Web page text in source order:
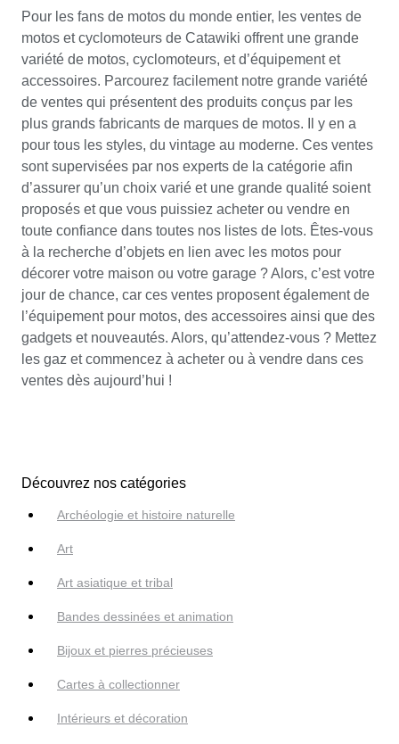
Pour les fans de motos du monde entier, les ventes de
motos et cyclomoteurs de Catawiki offrent une grande
variété de motos, cyclomoteurs, et d’équipement et
accessoires. Parcourez facilement notre grande variété
de ventes qui présentent des produits conçus par les
plus grands fabricants de marques de motos. Il y en a
pour tous les styles, du vintage au moderne. Ces ventes
sont supervisées par nos experts de la catégorie afin
d’assurer qu’un choix varié et une grande qualité soient
proposés et que vous puissiez acheter ou vendre en
toute confiance dans toutes nos listes de lots. Êtes-vous
à la recherche d’objets en lien avec les motos pour
décorer votre maison ou votre garage ? Alors, c’est votre
jour de chance, car ces ventes proposent également de
l’équipement pour motos, des accessoires ainsi que des
gadgets et nouveautés. Alors, qu’attendez-vous ? Mettez
les gaz et commencez à acheter ou à vendre dans ces
ventes dès aujourd’hui !
Découvrez nos catégories
Archéologie et histoire naturelle
Art
Art asiatique et tribal
Bandes dessinées et animation
Bijoux et pierres précieuses
Cartes à collectionner
Intérieurs et décoration